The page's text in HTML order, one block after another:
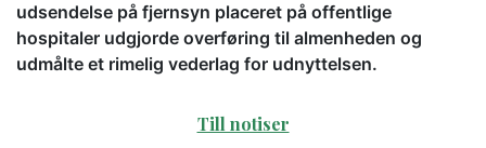
udsendelse på fjernsyn placeret på offentlige
hospitaler udgjorde overføring til almenheden og
udmålte et rimelig vederlag for udnyttelsen.
Till notiser